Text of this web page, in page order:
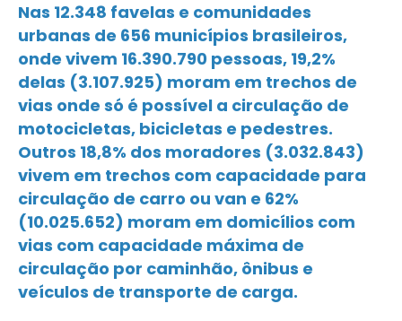
Nas 12.348 favelas e comunidades
urbanas de 656 municípios brasileiros,
onde vivem 16.390.790 pessoas, 19,2%
delas (3.107.925) moram em trechos de
vias onde só é possível a circulação de
motocicletas, bicicletas e pedestres.
Outros 18,8% dos moradores (3.032.843)
vivem em trechos com capacidade para
circulação de carro ou van e 62%
(10.025.652) moram em domicílios com
vias com capacidade máxima de
circulação por caminhão, ônibus e
veículos de transporte de carga.